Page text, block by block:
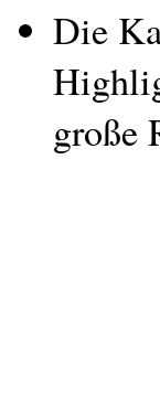
Die
große